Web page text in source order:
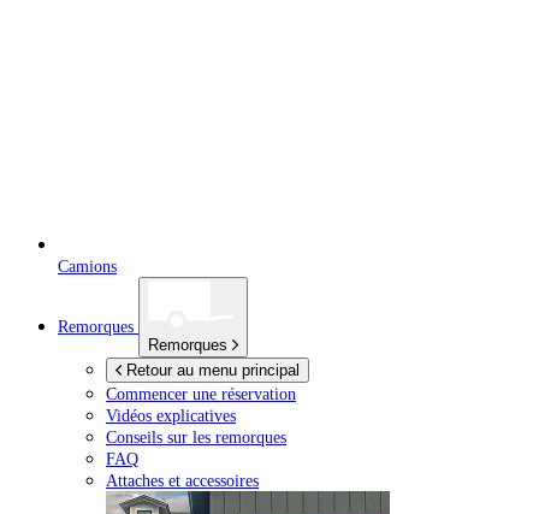
Camions
Remorques
Remorques
Retour au menu principal
Commencer une réservation
Vidéos explicatives
Conseils sur les remorques
FAQ
Attaches et accessoires